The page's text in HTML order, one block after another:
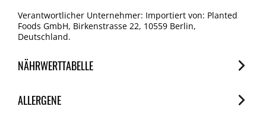
Verantwortlicher Unternehmer: Importiert von: Planted
Foods GmbH, Birkenstrasse 22, 10559 Berlin,
Deutschland.
NÄHRWERTTABELLE
je 100g
ALLERGENE